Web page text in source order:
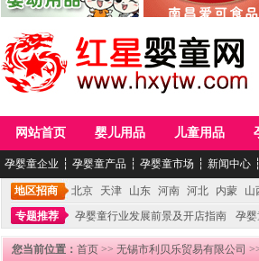
青岛嘟啦咪婴幼儿用品公司
网站首页 婴儿用品 儿童用品
孕婴童企业 ┆ 孕婴童产品 ┆ 孕婴童市场 ┆ 新闻中心
地区招商 北京 天津 山东 河南 河北 内蒙
山
专题推荐
孕婴童行业发展前景及开店指南 孕
您当前位置： 首页 >> 无锡市利贝乐贸易有限公司